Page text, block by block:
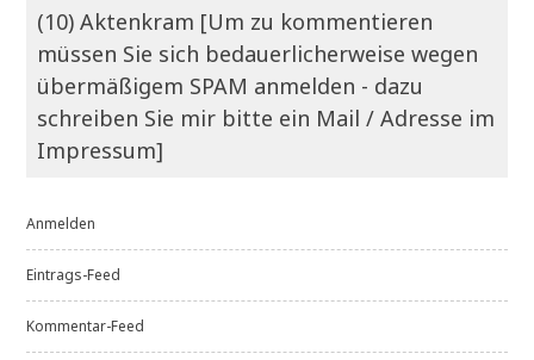
(10) Aktenkram [Um zu kommentieren
müssen Sie sich bedauerlicherweise wegen
übermäßigem SPAM anmelden - dazu
schreiben Sie mir bitte ein Mail / Adresse im
Impressum]
Anmelden
Eintrags-Feed
Kommentar-Feed